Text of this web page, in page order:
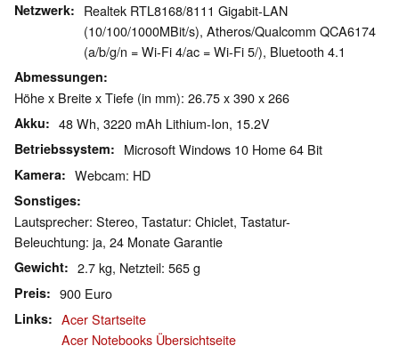
Netzwerk
Realtek RTL8168/8111 Gigabit-LAN
(10/100/1000MBit/s), Atheros/Qualcomm QCA6174
(a/b/g/n = Wi-Fi 4/ac = Wi-Fi 5/), Bluetooth 4.1
Abmessungen
Höhe x Breite x Tiefe (in mm): 26.75 x 390 x 266
Akku 48 Wh, 3220 mAh Lithium-Ion, 15.2V
Betriebssystem Microsoft Windows 10 Home 64 Bit
Kamera Webcam: HD
Sonstiges
Lautsprecher: Stereo, Tastatur: Chiclet, Tastatur-
Beleuchtung: ja, 24 Monate Garantie
Gewicht 2.7 kg, Netzteil: 565 g
Preis 900 Euro
Links
Acer Startseite
Acer Notebooks Übersichtseite